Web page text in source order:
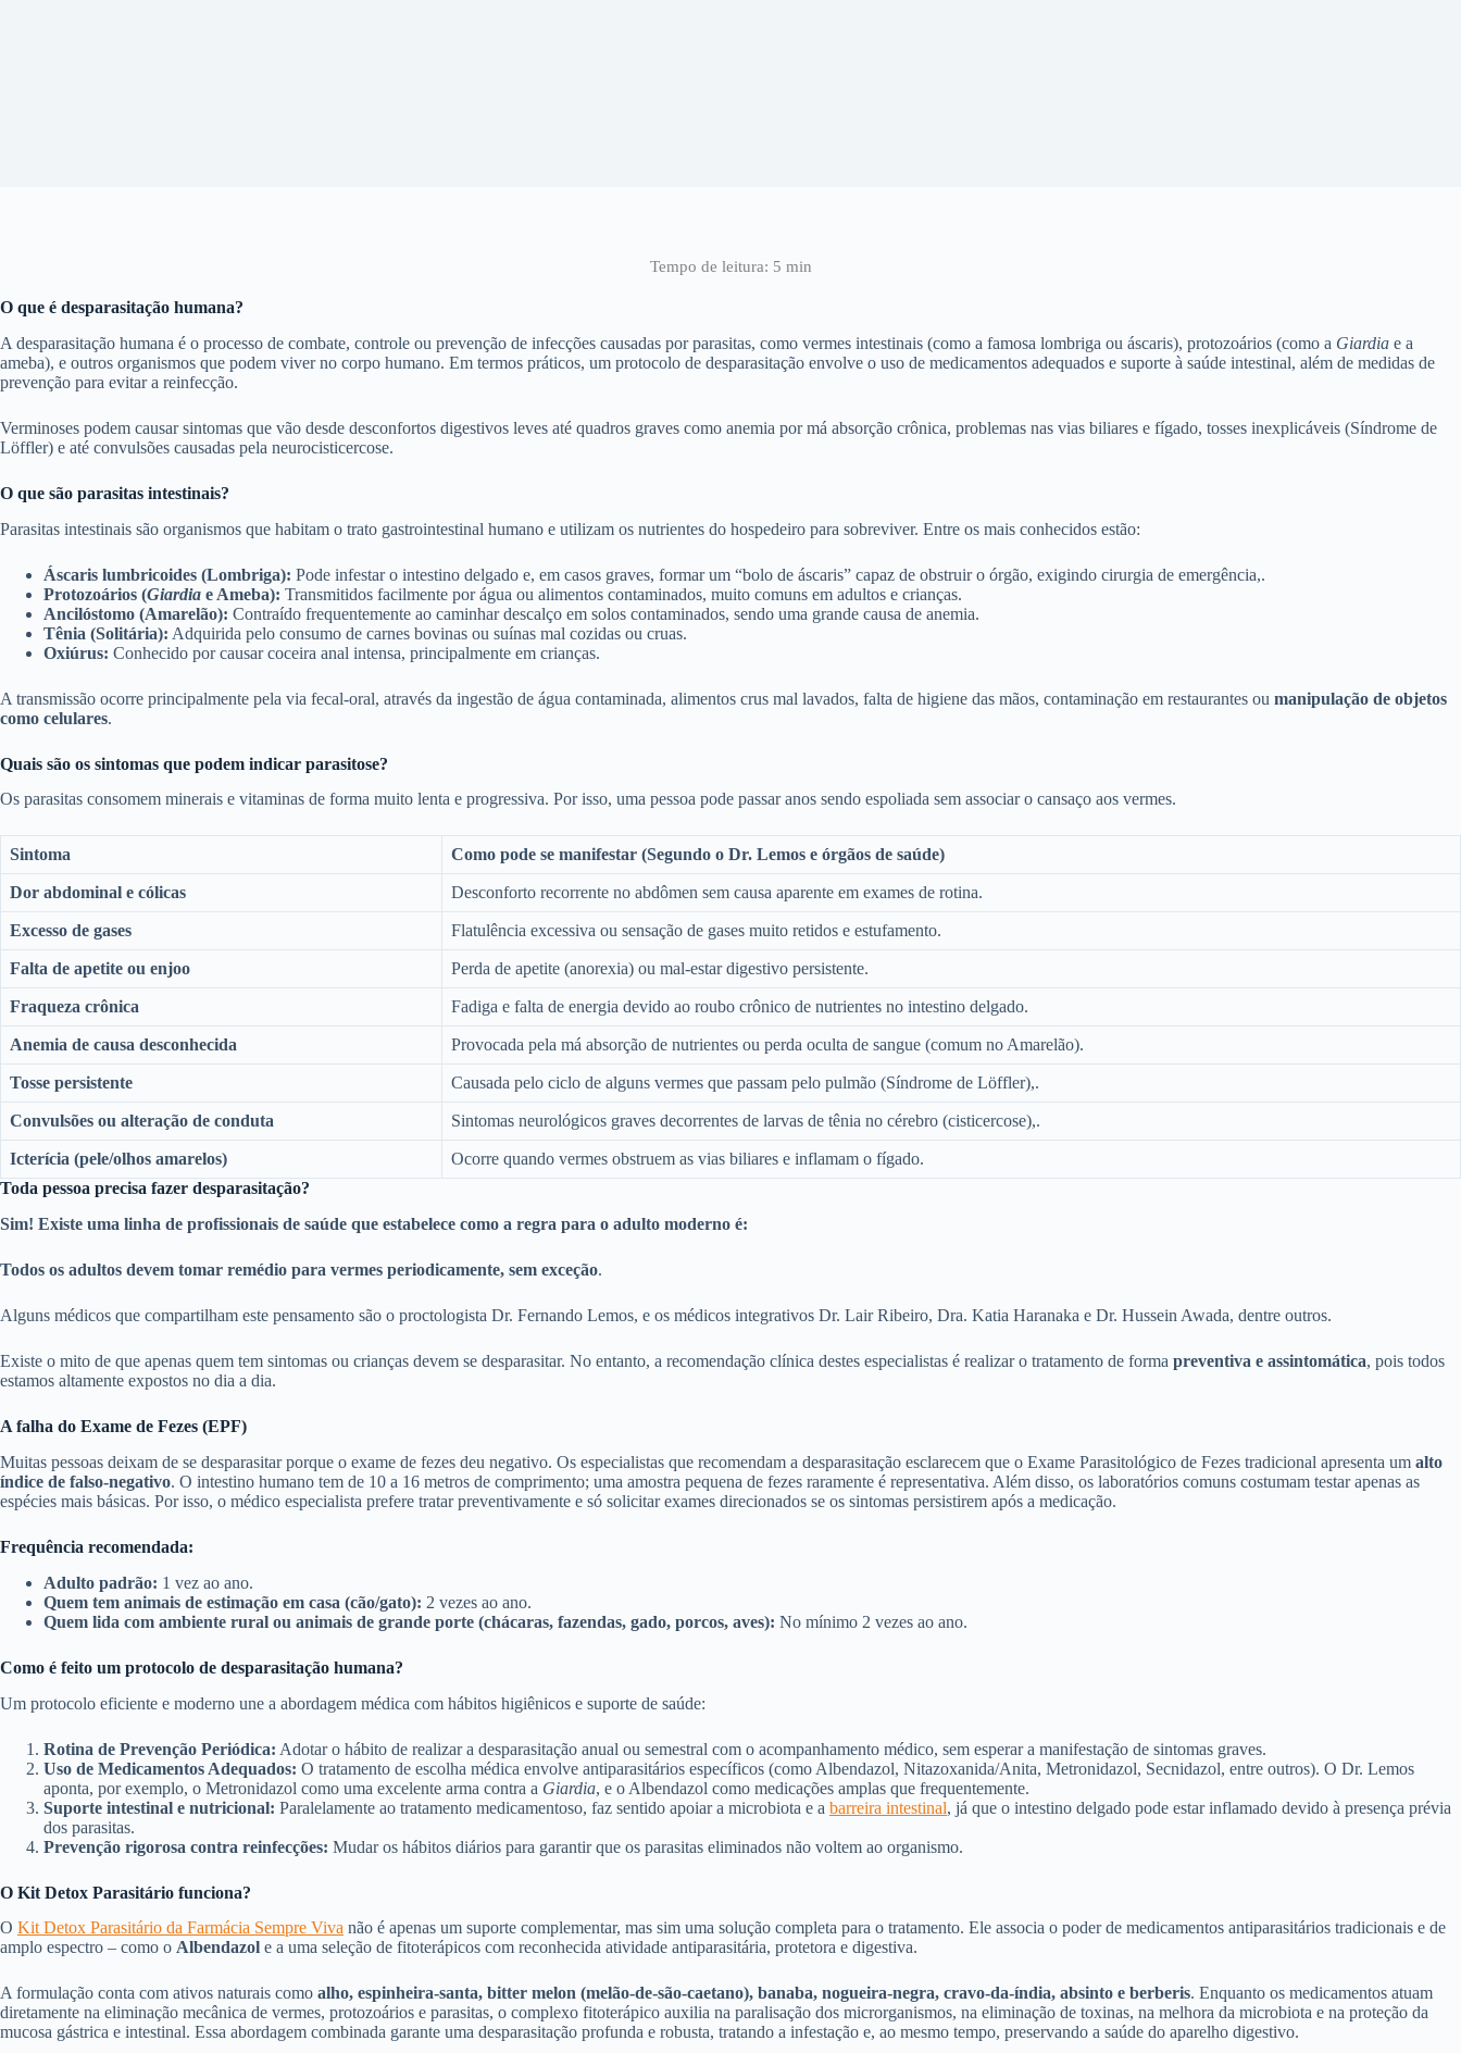
O que é desparasitação humana?
A desparasitação humana é o processo de combate, controle ou prevenção de infecções causadas por parasitas, como vermes intestinais (como a famosa lombriga ou áscaris), protozoários (como a Giardia e a
ameba), e outros organismos que podem viver no corpo humano. Em termos práticos, um protocolo de desparasitação envolve o uso de medicamentos adequados e suporte à saúde intestinal, além de medidas de
prevenção para evitar a reinfecção.
Verminoses podem causar sintomas que vão desde desconfortos digestivos leves até quadros graves como anemia por má absorção crônica, problemas nas vias biliares e fígado, tosses inexplicáveis (Síndrome de
Löffler) e até convulsões causadas pela neurocisticercose.
O que são parasitas intestinais?
Parasitas intestinais são organismos que habitam o trato gastrointestinal humano e utilizam os nutrientes do hospedeiro para sobreviver. Entre os mais conhecidos estão:
Áscaris lumbricoides (Lombriga): Pode infestar o intestino delgado e, em casos graves, formar um “bolo de áscaris” capaz de obstruir o órgão, exigindo cirurgia de emergência,.
Protozoários (Giardia e Ameba): Transmitidos facilmente por água ou alimentos contaminados, muito comuns em adultos e crianças.
Ancilóstomo (Amarelão): Contraído frequentemente ao caminhar descalço em solos contaminados, sendo uma grande causa de anemia.
Tênia (Solitária): Adquirida pelo consumo de carnes bovinas ou suínas mal cozidas ou cruas.
Oxiúrus: Conhecido por causar coceira anal intensa, principalmente em crianças.
A transmissão ocorre principalmente pela via fecal-oral, através da ingestão de água contaminada, alimentos crus mal lavados, falta de higiene das mãos, contaminação em restaurantes ou manipulação de objetos
como celulares.
Quais são os sintomas que podem indicar parasitose?
Os parasitas consomem minerais e vitaminas de forma muito lenta e progressiva. Por isso, uma pessoa pode passar anos sendo espoliada sem associar o cansaço aos vermes.
Sintoma Como pode se manifestar (Segundo o Dr. Lemos e órgãos de saúde)
Dor abdominal e cólicas Desconforto recorrente no abdômen sem causa aparente em exames de rotina.
Excesso de gases Flatulência excessiva ou sensação de gases muito retidos e estufamento.
Falta de apetite ou enjoo Perda de apetite (anorexia) ou mal-estar digestivo persistente.
Fraqueza crônica Fadiga e falta de energia devido ao roubo crônico de nutrientes no intestino delgado.
Anemia de causa desconhecida Provocada pela má absorção de nutrientes ou perda oculta de sangue (comum no Amarelão).
Tosse persistente Causada pelo ciclo de alguns vermes que passam pelo pulmão (Síndrome de Löffler),.
Convulsões ou alteração de conduta Sintomas neurológicos graves decorrentes de larvas de tênia no cérebro (cisticercose),.
Icterícia (pele/olhos amarelos)
Ocorre quando vermes obstruem as vias biliares e inflamam o fígado.
Toda pessoa precisa fazer desparasitação?
Sim! Existe uma linha de profissionais de saúde que estabelece como a regra para o adulto moderno é:
Todos os adultos devem tomar remédio para vermes periodicamente, sem exceção.
Alguns médicos que compartilham este pensamento são o proctologista Dr. Fernando Lemos, e os médicos integrativos Dr. Lair Ribeiro, Dra. Katia Haranaka e Dr. Hussein Awada, dentre outros.
Existe o mito de que apenas quem tem sintomas ou crianças devem se desparasitar. No entanto, a recomendação clínica destes especialistas é realizar o tratamento de forma preventiva e assintomática, pois todos
estamos altamente expostos no dia a dia.
A falha do Exame de Fezes (EPF)
Muitas pessoas deixam de se desparasitar porque o exame de fezes deu negativo. Os especialistas que recomendam a desparasitação esclarecem que o Exame Parasitológico de Fezes tradicional apresenta um alto
índice de falso-negativo. O intestino humano tem de 10 a 16 metros de comprimento; uma amostra pequena de fezes raramente é representativa. Além disso, os laboratórios comuns costumam testar apenas as
espécies mais básicas. Por isso, o médico especialista prefere tratar preventivamente e só solicitar exames direcionados se os sintomas persistirem após a medicação.
Frequência recomendada:
Adulto padrão: 1 vez ao ano.
Quem tem animais de estimação em casa (cão/gato): 2 vezes ao ano.
Quem lida com ambiente rural ou animais de grande porte (chácaras, fazendas, gado, porcos, aves): No mínimo 2 vezes ao ano.
Como é feito um protocolo de desparasitação humana?
Um protocolo eficiente e moderno une a abordagem médica com hábitos higiênicos e suporte de saúde:
Rotina de Prevenção Periódica: Adotar o hábito de realizar a desparasitação anual ou semestral com o acompanhamento médico, sem esperar a manifestação de sintomas graves.
Uso de Medicamentos Adequados: O tratamento de escolha médica envolve antiparasitários específicos (como Albendazol, Nitazoxanida/Anita, Metronidazol, Secnidazol, entre outros). O Dr. Lemos
aponta, por exemplo, o Metronidazol como uma excelente arma contra a Giardia, e o Albendazol como medicações amplas que frequentemente.
Suporte intestinal e nutricional: Paralelamente ao tratamento medicamentoso, faz sentido apoiar a microbiota e a barreira intestinal, já que o intestino delgado pode estar inflamado devido à presença prévia
dos parasitas.
Prevenção rigorosa contra reinfecções: Mudar os hábitos diários para garantir que os parasitas eliminados não voltem ao organismo.
O Kit Detox Parasitário funciona?
O Kit Detox Parasitário da Farmácia Sempre Viva não é apenas um suporte complementar, mas sim uma solução completa para o tratamento. Ele associa o poder de medicamentos antiparasitários tradicionais e de
amplo espectro – como o Albendazol e a uma seleção de fitoterápicos com reconhecida atividade antiparasitária, protetora e digestiva.
A formulação conta com ativos naturais como alho, espinheira-santa, bitter melon (melão-de-são-caetano), banaba, nogueira-negra, cravo-da-índia, absinto e berberis. Enquanto os medicamentos atuam
diretamente na eliminação mecânica de vermes, protozoários e parasitas, o complexo fitoterápico auxilia na paralisação dos microrganismos, na eliminação de toxinas, na melhora da microbiota e na proteção da
mucosa gástrica e intestinal. Essa abordagem combinada garante uma desparasitação profunda e robusta, tratando a infestação e, ao mesmo tempo, preservando a saúde do aparelho digestivo.